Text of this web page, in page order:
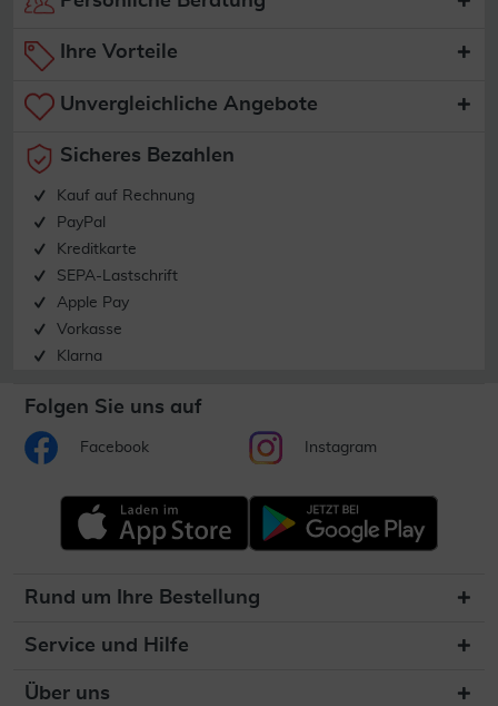
Ihre Vorteile
Unvergleichliche Angebote
Sicheres Bezahlen
Kauf auf Rechnung
PayPal
Kreditkarte
SEPA-Lastschrift
Apple Pay
Vorkasse
Klarna
Folgen Sie uns auf
Facebook Instagram
Rund um Ihre Bestellung
Service und Hilfe
Über uns